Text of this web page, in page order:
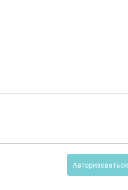
Авторизоваться